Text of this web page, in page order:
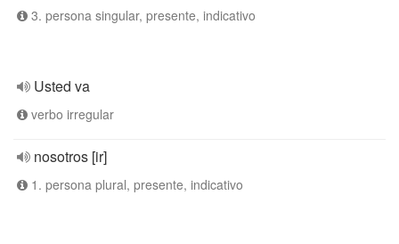
3. persona singular, presente, indicativo
Usted va
verbo irregular
nosotros [ir]
1. persona plural, presente, indicativo